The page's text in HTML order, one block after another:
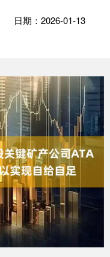
日期：2026-01-13